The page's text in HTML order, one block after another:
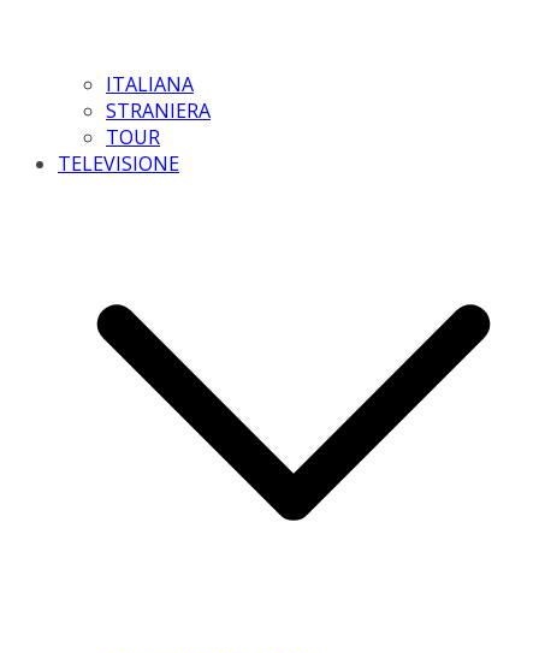
ITALIANA
STRANIERA
TOUR
TELEVISIONE